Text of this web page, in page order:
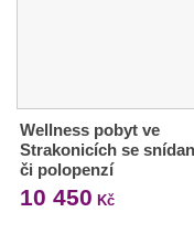
Wellness pobyt ve
Strakonicích se
či polopenzí
10 450 Kč